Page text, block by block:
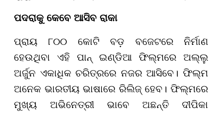
ପଦରାକୁ କେବେ ଆସିବ ରାକା
ପ୍ରାୟ ୮୦୦ କୋଟି ବଡ଼ ବଜେଟରେ ନିର୍ମାଣ
ହେଉଥିବା ଏହି ପାନ୍ ଇଣ୍ଡିଆ ଫିଲ୍ମରେ ଅଲ୍ଲୁ
ଅର୍ଜୁନ ଏକାଧିକ ଚରିତ୍ରରେ ନଜର ଆସିବେ। ଫିଲ୍ମ
ଅନେକ ଭାରତୀୟ ଭାଷାରେ ରିଲିଜ୍ ହେବ। ଫିଲ୍ମରେ
ମୁଖ୍ୟ ଅଭିନେତ୍ରୀ ଭାବେ ଅଛନ୍ତି ଦୀପିକା